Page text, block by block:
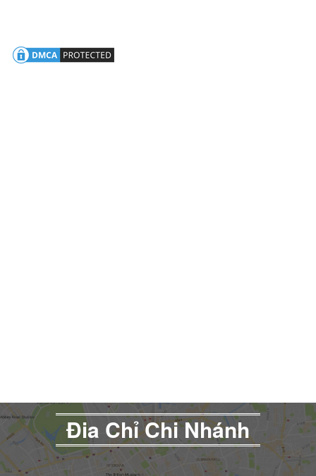
Đia Chỉ Chi Nhánh